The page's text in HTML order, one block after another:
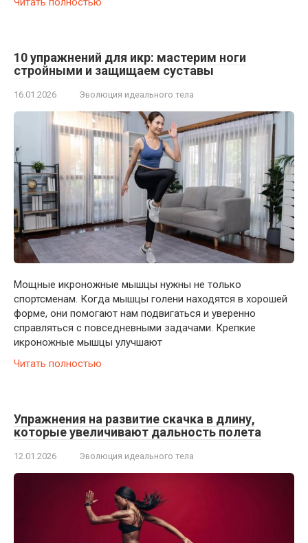
10 упражнений для икр: мастерим ноги
стройными и защищаем суставы
16.01.2026 Эволюция идеального тела
Мощные икроножные мышцы нужны не только
спортсменам. Когда мышцы голени находятся в хорошей
форме, они помогают нам подвигаться и уверенно
справляться с повседневными задачами. Крепкие
икроножные мышцы улучшают
Читать полностью
Упражнения на развитие скачка в длину,
которые увеличивают дальность полета
12.01.2026 Эволюция идеального тела